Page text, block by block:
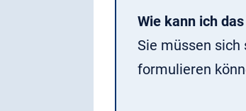
Wie kann ich
Sie müssen
formulieren